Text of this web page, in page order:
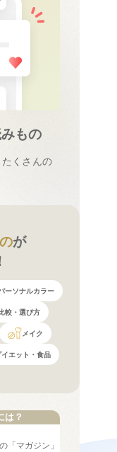
もの
くさんの
が
ーソナルカラー
較・選び方
メイク
エット・食品
は？
「マガジン」